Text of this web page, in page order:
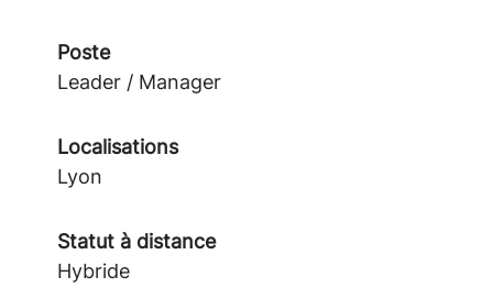
Poste
Leader / Manager
Localisations
Lyon
Statut à distance
Hybride